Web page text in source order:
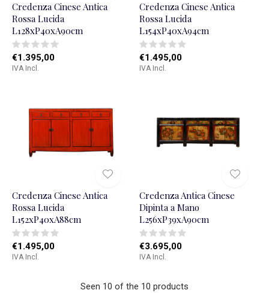
Credenza Cinese Antica
Rossa Lucida
L128xP40xA90cm
€1.395,00
IVA Incl.
Credenza Cinese Antica
Rossa Lucida
L154xP40xA94cm
€1.495,00
IVA Incl.
Credenza Cinese Antica
Rossa Lucida
L152xP40xA88cm
€1.495,00
IVA Incl.
Credenza Antica Cinese
Dipinta a Mano
L256xP39xA90cm
€3.695,00
IVA Incl.
Seen 10 of the 10 products